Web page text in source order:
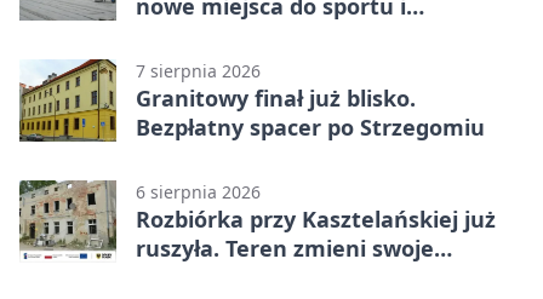
nowe miejsca do sportu i
7 sierpnia 2026
Granitowy finał już blisko.
Bezpłatny spacer po Strzegomiu
6 sierpnia 2026
Rozbiórka przy Kasztelańskiej już
ruszyła. Teren zmieni swoje